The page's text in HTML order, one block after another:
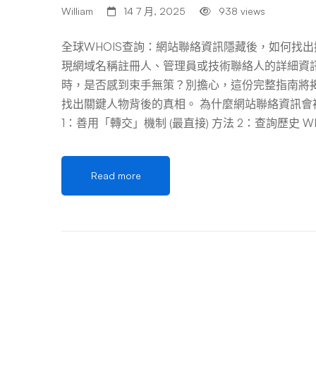
William 14 7 月, 2025 938 views
全球WHOIS查詢：網站聯絡資訊隱藏後，如何找
現網域名稱註冊人、管理員或技術聯絡人的詳細資
時，是否感到束手無策？別擔心，這份完整指南
找出關鍵人物背後的真相。 為什麼網站聯絡資訊
1：善用「轉交」機制 (最直接) 方法 2：查詢歷史
成功案例剖析 案例 1：記者調查虛假保健品網站
謗 重要法律與道德提醒 結論：耐心與多管道是
匙」。成功的秘訣在於： 這項任務需要耐心、細
Read more